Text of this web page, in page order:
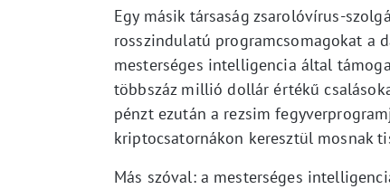
Egy másik társaság zsarolóvírus-
rosszindulatú programcsomagokat a
mesterséges intelligencia által
többszáz millió dollár értékű
pénzt ezután a rezsim
kriptocsatornákon keresztül mosnak
Más szóval: a mesterséges